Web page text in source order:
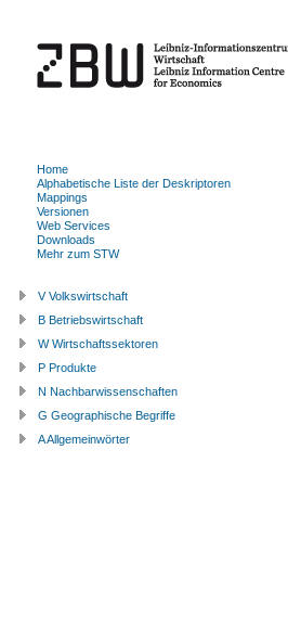
Home
Alphabetische Liste der Deskriptoren
Mappings
Versionen
Web Services
Downloads
Mehr zum STW
V Volkswirtschaft
B Betriebswirtschaft
W Wirtschaftssektoren
P Produkte
N Nachbarwissenschaften
G Geographische Begriffe
A Allgemeinwörter